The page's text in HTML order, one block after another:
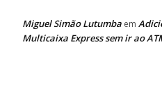
Miguel Simão Lutumba em
Multicaixa Express sem ir ao